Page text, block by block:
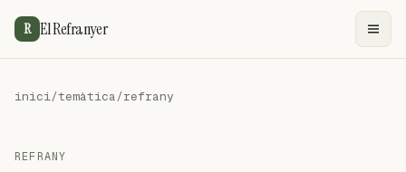
R El Refranyer
inici/temàtica/refrany
REFRANY